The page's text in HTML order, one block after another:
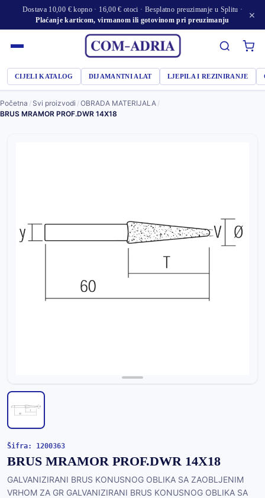
Dostava 10,00 € kopno · 16,00 € otoci · Besplatno preuzimanje u Splitu ·
Plaćanje karticom, virmanom ili gotovinom pri preuzimanju
×
CIJELI KATALOG DIJAMANTNI ALAT LJEPILA I REZINIRANJE
Početna / Svi proizvodi /OBRADA MATERIJALA /
BRUS MRAMOR PROF.DWR 14X18
Šifra: 1200363
BRUS MRAMOR PROF.DWR 14X18
GALVANIZIRANI BRUS KONUSNOG OBLIKA SA ZAOBLJENIM
VRHOM ZA GR GALVANIZIRANI BRUS KONUSNOG OBLIKA SA